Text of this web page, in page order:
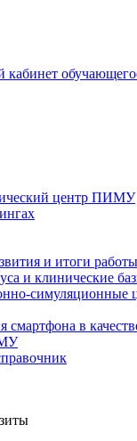
центр ПИМУ
и итоги работы
и клинические
симуляционные
смартфона в